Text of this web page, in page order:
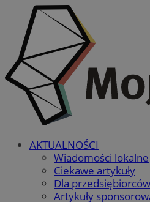
AKTUALNOŚCI
Wiadomości lokalne
Ciekawe artykuły
Dla przedsiębiorców
Artykuły